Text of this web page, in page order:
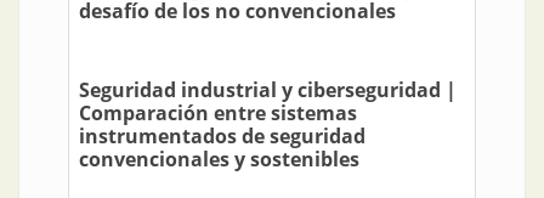
desafío de los no convencionales
Seguridad industrial y ciberseguridad |
Comparación entre sistemas
instrumentados de seguridad
convencionales y sostenibles